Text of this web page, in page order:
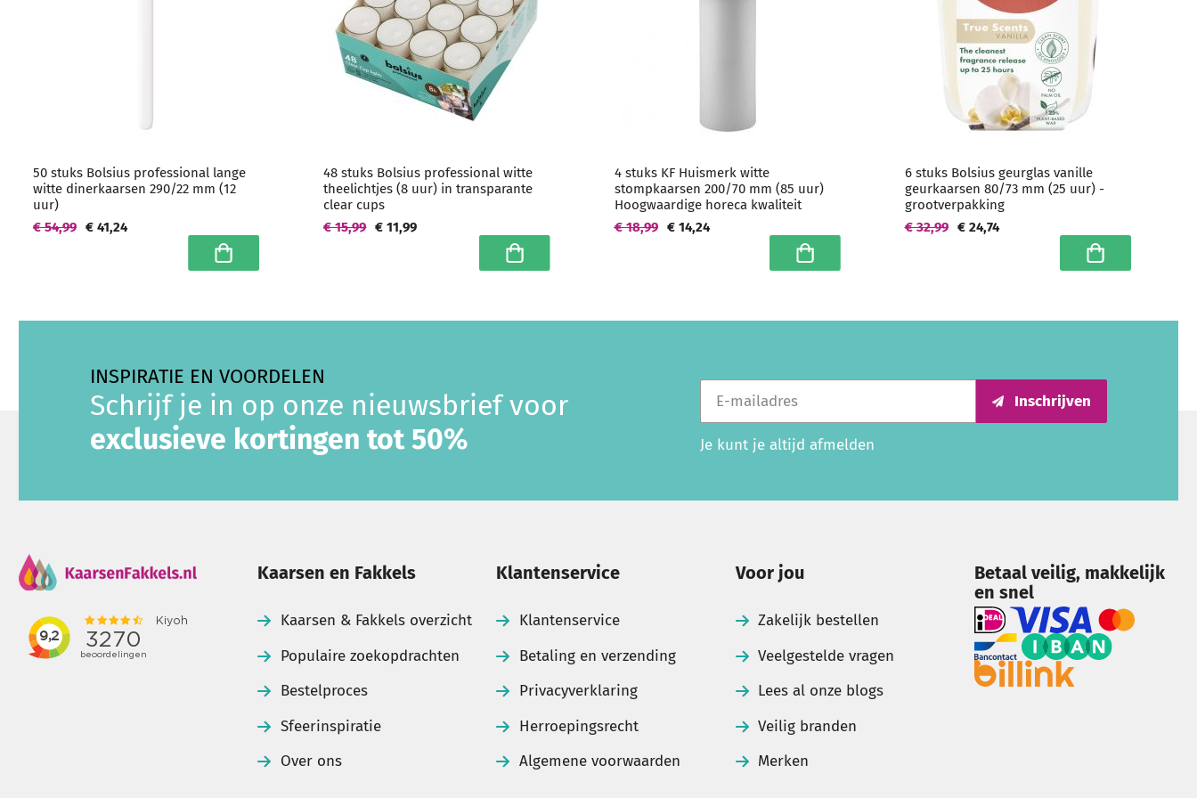
50 stuks Bolsius professional lange
witte dinerkaarsen 290/22 mm (12
uur)
€ 41,24
€ 54,99
In winkelwagen
48 stuks Bolsius professional witte
theelichtjes (8 uur) in transparante
clear cups
€ 11,99
€ 15,99
In winkelwagen
4 stuks KF Huismerk witte
stompkaarsen 200/70 mm (85 uur)
Hoogwaardige horeca kwaliteit
€ 14,24
€ 18,99
In winkelwagen
6 stuks Bolsius geurglas vanille
geurkaarsen 80/73 mm (25 uur) -
grootverpakking
€ 24,74
€ 32,99
In winkelwagen
INSPIRATIE EN VOORDELEN
Schrijf je in op onze nieuwsbrief voor
exclusieve kortingen tot 50%
Inschrijven
Je kunt je altijd afmelden
Kaarsen en Fakkels
Kaarsen & Fakkels overzicht
Populaire zoekopdrachten
Bestelproces
Sfeerinspiratie
Over ons
Klantenservice
Klantenservice
Betaling en verzending
Privacyverklaring
Herroepingsrecht
Algemene voorwaarden
Voor jou
Zakelijk bestellen
Veelgestelde vragen
Lees al onze blogs
Veilig branden
Merken
Betaal veilig, makkelijk
en snel